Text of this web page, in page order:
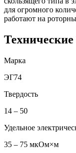
для огромного
работают на
Марка
ЭГ74
Твердость
14 – 50
Удельное
35 – 75 мкОм×м